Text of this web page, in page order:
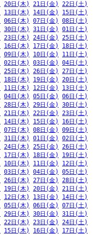
20日(木) 21日(金)
22日(土)
13日(木) 14日(金)
15日(土)
06日(木) 07日(金)
08日(土)
30日(木) 31日(金)
01日(土)
23日(木) 24日(金)
25日(土)
16日(木) 17日(金)
18日(土)
09日(木) 10日(金)
11日(土)
02日(木) 03日(金)
04日(土)
25日(木) 26日(金)
27日(土)
18日(木) 19日(金)
20日(土)
11日(木) 12日(金)
13日(土)
04日(木) 05日(金)
06日(土)
28日(木) 29日(金)
30日(土)
21日(木) 22日(金)
23日(土)
14日(木) 15日(金)
16日(土)
07日(木) 08日(金)
09日(土)
31日(木) 01日(金)
02日(土)
24日(木) 25日(金)
26日(土)
17日(木) 18日(金)
19日(土)
10日(木) 11日(金)
12日(土)
03日(木) 04日(金)
05日(土)
26日(木) 27日(金)
28日(土)
19日(木) 20日(金)
21日(土)
12日(木) 13日(金)
14日(土)
05日(木) 06日(金)
07日(土)
29日(木) 30日(金)
31日(土)
22日(木) 23日(金)
24日(土)
15日(木) 16日(金)
17日(土)